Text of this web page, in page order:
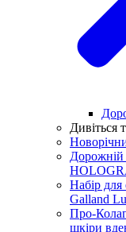
Дивіться
Набір для
Galland
Про-
шкіри